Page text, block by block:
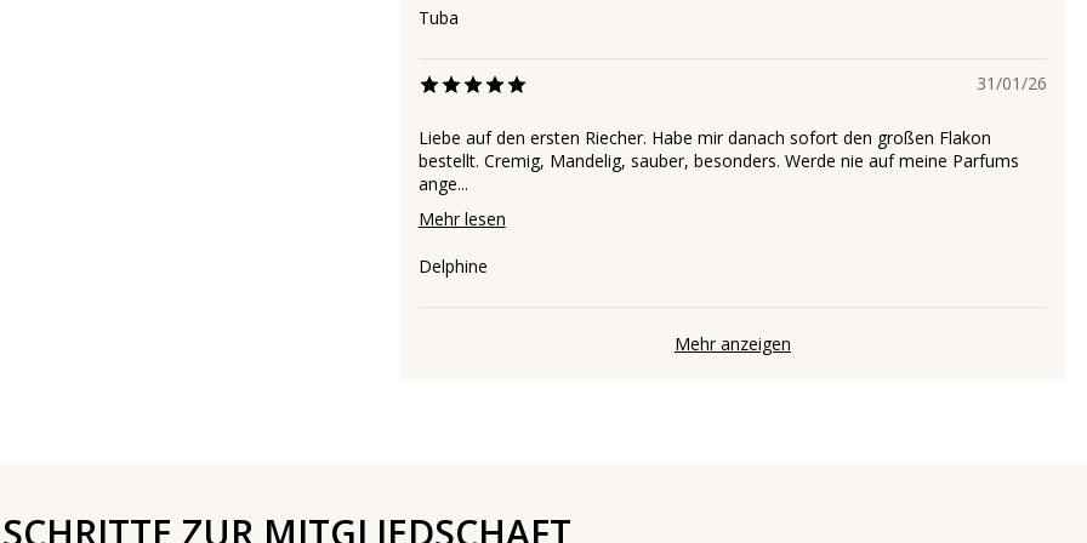
Tuba
31/01/26
Liebe auf den ersten Riecher. Habe mir danach sofort den großen Flakon
bestellt. Cremig, Mandelig, sauber, besonders. Werde nie auf meine Parfums
ange...
Mehr lesen
Delphine
Mehr anzeigen
ZUR MITGLIEDSCHAFT